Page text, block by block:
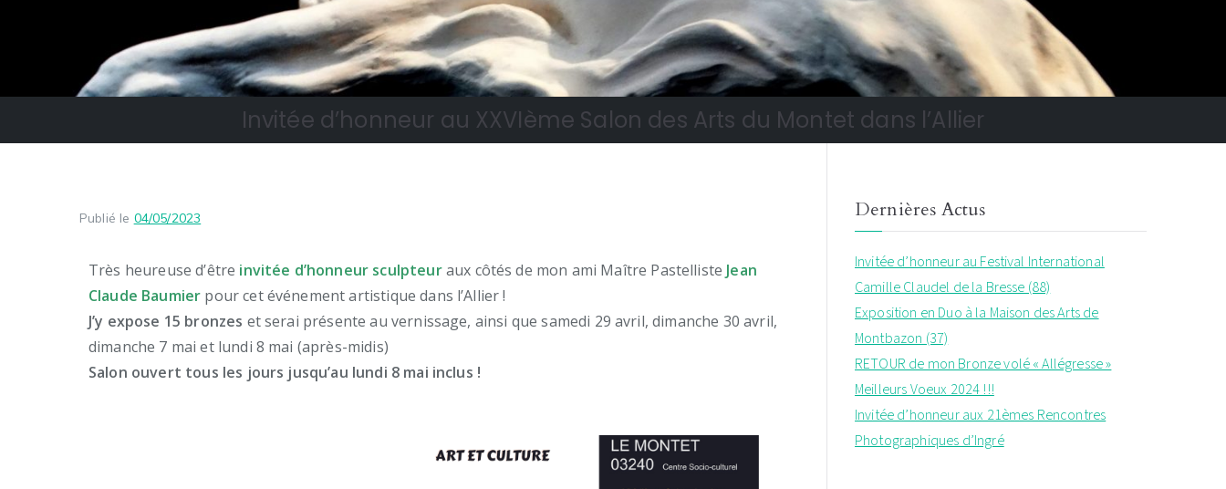
Invitée d’honneur au XXVIème Salon des Arts du Montet dans l’Allier
Publié le 04/05/2023
Très heureuse d’être invitée d’honneur sculpteuraux côtés de mon ami Maître Pastelliste Jean
Claude Baumier pour cet événement artistique dans l’Allier !
J’y expose 15 bronzes et serai présente au vernissage, ainsi que samedi 29 avril, dimanche 30 avril,
dimanche 7 mai et lundi 8 mai (après-midis)
Salon ouvert tous les jours jusqu’au lundi 8 mai inclus !
Dernières Actus
Invitée d’honneur au Festival International
Camille Claudel de la Bresse (88)
Exposition en Duo à la Maison des Arts de
Montbazon (37)
RETOUR de mon Bronze volé « Allégresse »
Meilleurs Voeux 2024 !!!
Invitée d’honneur aux 21èmes Rencontres
Photographiques d’Ingré